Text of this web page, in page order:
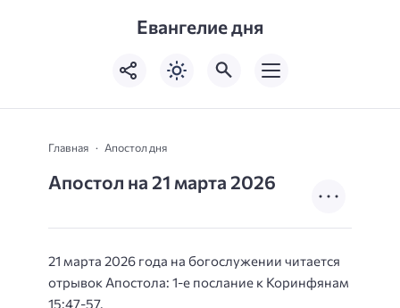
Евангелие дня
Главная Апостол дня
Апостол на 21 марта 2026
21 марта 2026 года на богослужении читается
отрывок Апостола: 1-е послание к Коринфянам
15:47-57.